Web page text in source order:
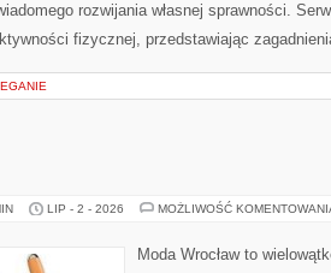
rozwijania własnej sprawności.
fizycznej, przedstawiając
LIP - 2 - 2026 MOŻLIWOŚĆ
Moda Wrocław to